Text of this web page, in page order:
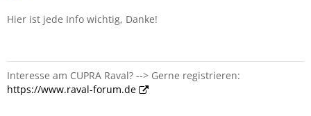
Hier ist jede Info wichtig, Danke!
Interesse am CUPRA Raval? --> Gerne registrieren:
https://www.raval-forum.de